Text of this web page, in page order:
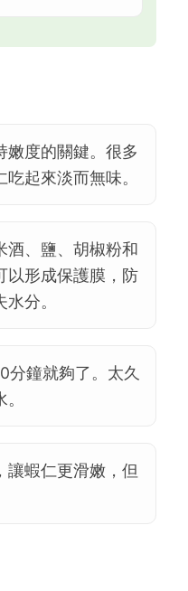
嫩度的關鍵。很多
起來淡而無味。
酒、鹽、胡椒粉和
以形成保護膜，防
分。
分鐘就夠了。太久
讓蝦仁更滑嫩，但